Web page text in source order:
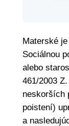
Materské
Sociálnou
alebo
461/2003
neskorších
poistení)
a